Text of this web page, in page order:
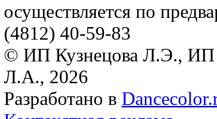
осуществляется по
(4812) 40-59-83
© ИП Кузнецова Л.Э.,
Л.А., 2026
Разработано в